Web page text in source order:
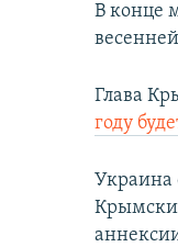
В конце
Глава
году
Украина